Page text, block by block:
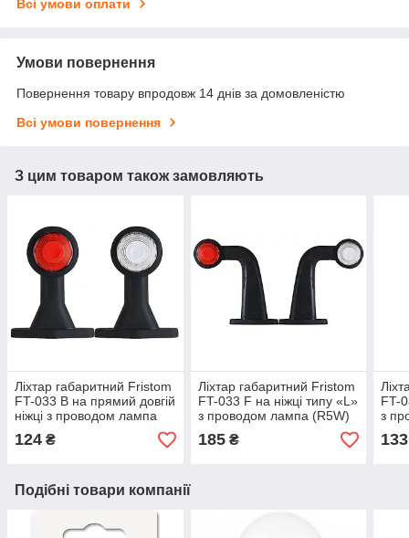
Всі умови оплати
Умови повернення
Повернення товару впродовж 14 днів за домовленістю
Всі умови повернення
З цим товаром також замовляють
Ліхтар габаритний Fristom
FT-033 B на прямий довгій
ніжці з проводом лампа
(R5W)
124 ₴
Ліхтар габаритний Fristom
FT-033 F на ніжці типу «L»
з проводом лампа (R5W)
185₴
FT-
з
133
Подібні товари компанії